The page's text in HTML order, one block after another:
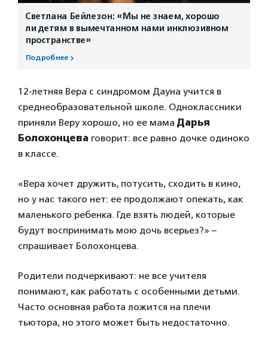
Светлана Бейлезон: «Мы не знаем, хорошо
ли детям в вымечтанном нами инклюзивном
пространстве»
Подробнее
12-летняя Вера с синдромом Дауна учится в
среднеобразовательной школе. Одноклассники
приняли Веру хорошо, но ее мама Дарья
Болохонцева говорит: все равно дочке одиноко
в классе.
«Вера хочет дружить, потусить, сходить в кино,
но у нас такого нет: ее продолжают опекать, как
маленького ребенка. Где взять людей, которые
будут воспринимать мою дочь всерьез?» –
спрашивает Болохонцева.
Родители подчеркивают: не все учителя
понимают, как работать с особенными детьми.
Часто основная работа ложится на плечи
тьютора, но этого может быть недостаточно.